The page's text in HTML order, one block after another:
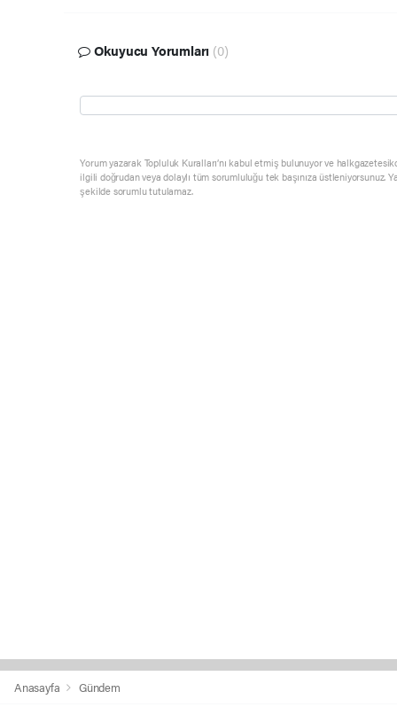
Okuyucu Yorumları (0)
Yorum yazarak Topluluk Kuralları’nı kabul etmiş bulunuyor ve
ilgili doğrudan veya dolaylı tüm sorumluluğu tek başınıza üstleniyorsunuz.
şekilde sorumlu tutulamaz.
Anasayfa Gündem